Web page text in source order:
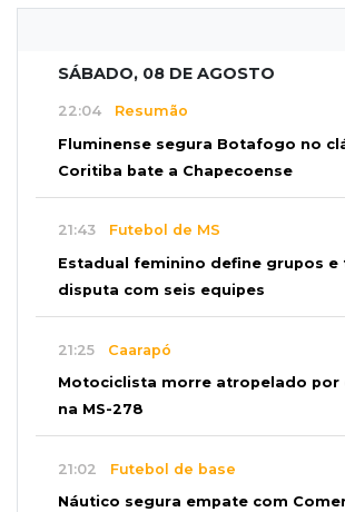
SÁBADO, 08 DE AGOSTO
22:04 Resumão
Fluminense segura Botafogo no
Coritiba bate a Chapecoense
21:43 Futebol de MS
Estadual feminino define grupos e
disputa com seis equipes
21:25 Caarapó
Motociclista morre atropelado por
na MS-278
21:02 Futebol de base
Náutico segura empate com